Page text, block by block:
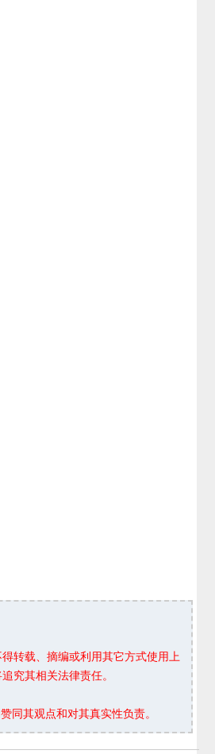
转载、摘编或利用其它方式使用上
究其相关法律责任。
同其观点和对其真实性负责。